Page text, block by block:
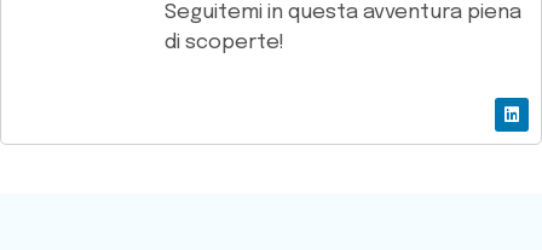
Seguitemi in questa avventura piena
di scoperte!